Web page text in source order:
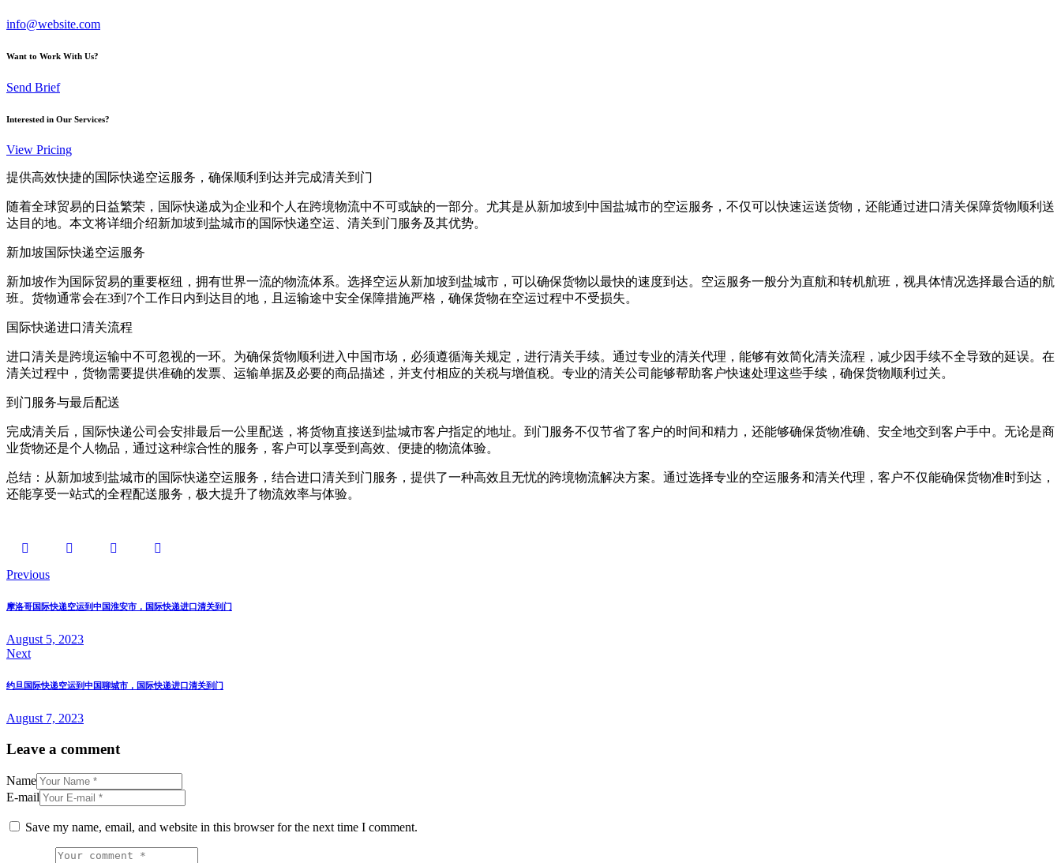
info@website.com
Want to Work With Us?
Send Brief
Interested in Our Services?
View Pricing
提供高效快捷的国际快递空运服务，确保顺利到达并完成清关到门
随着全球贸易的日益繁荣，国际快递成为企业和个人在跨境物流中不可或缺的一部分。尤其是从新加坡到中国盐城市的空运服务，不仅可以快速运送货物，还能通过进口清关保障货物顺利送
达目的地。本文将详细介绍新加坡到盐城市的国际快递空运、清关到门服务及其优势。
新加坡国际快递空运服务
新加坡作为国际贸易的重要枢纽，拥有世界一流的物流体系。选择空运从新加坡到盐城市，可以确保货物以最快的速度到达。空运服务一般分为直航和转机航班，视具体情况选择最合适的航
班。货物通常会在3到7个工作日内到达目的地，且运输途中安全保障措施严格，确保货物在空运过程中不受损失。
国际快递进口清关流程
进口清关是跨境运输中不可忽视的一环。为确保货物顺利进入中国市场，必须遵循海关规定，进行清关手续。通过专业的清关代理，能够有效简化清关流程，减少因手续不全导致的延误。在
清关过程中，货物需要提供准确的发票、运输单据及必要的商品描述，并支付相应的关税与增值税。专业的清关公司能够帮助客户快速处理这些手续，确保货物顺利过关。
到门服务与最后配送
完成清关后，国际快递公司会安排最后一公里配送，将货物直接送到盐城市客户指定的地址。到门服务不仅节省了客户的时间和精力，还能够确保货物准确、安全地交到客户手中。无论是商
业货物还是个人物品，通过这种综合性的服务，客户可以享受到高效、便捷的物流体验。
总结：从新加坡到盐城市的国际快递空运服务，结合进口清关到门服务，提供了一种高效且无忧的跨境物流解决方案。通过选择专业的空运服务和清关代理，客户不仅能确保货物准时到达，
还能享受一站式的全程配送服务，极大提升了物流效率与体验。
Previous
摩洛哥国际快递空运到中国淮安市，国际快递进口清关到门
August 5, 2023
Next
约旦国际快递空运到中国聊城市，国际快递进口清关到门
August 7, 2023
Leave a comment
Name
E-mail
Save my name, email, and website in this browser for the next time I comment.